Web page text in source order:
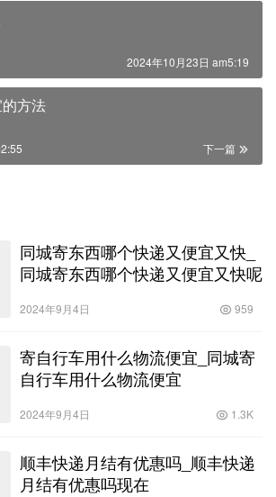
2024年10月23日 am5:19
方法
下一篇
同城寄东西哪个快递又便宜又快_
同城寄东西哪个快递又便宜又快呢
2024年9月4日 959
寄自行车用什么物流便宜_同城寄
自行车用什么物流便宜
2024年9月4日 1.3K
顺丰快递月结有优惠吗_顺丰快递
月结有优惠吗现在